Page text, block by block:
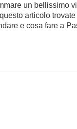
un bellissimo
articolo
e cosa fare a